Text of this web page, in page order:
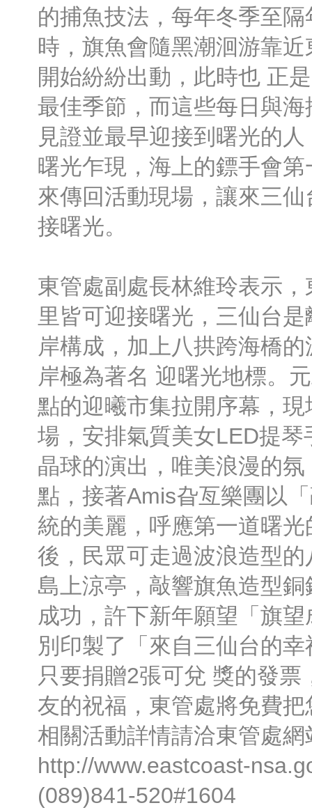
的捕魚技法，每年冬季至
時，旗魚會隨黑潮洄游靠
開始紛紛出動，此時也 正
最佳季節，而這些每日與
見證並最早迎接到曙光的
曙光乍現，海上的鏢手會
來傳回活動現場，讓來三
接曙光。
東管處副處長林維玲表示
里皆可迎接曙光，三仙台
岸構成，加上八拱跨海橋
岸極為著名 迎曙光地標。
點的迎曦市集拉開序幕，
場，安排氣質美女LED提
晶球的演出，唯美浪漫的
點，接著Amis旮亙樂團以
統的美麗，呼應第一道曙
後，民眾可走過波浪造型
島上涼亭，敲響旗魚造型
成功，許下新年願望「旗
別印製了「來自三仙台的
只要捐贈2張可兌 獎的發票
友的祝福，東管處將免費
相關活動詳情請洽東管處網
http://www.eastcoast-
(089)841-520#1604